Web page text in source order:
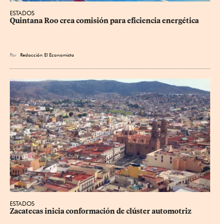
ESTADOS
Quintana Roo crea comisión para eficiencia energética
Por Redacción El Economista
ESTADOS
Zacatecas inicia conformación de clúster automotriz